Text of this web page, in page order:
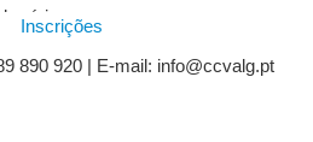
(duração 1h30): dedicadas
Inscrições
890 920 | E-mail: info@ccvalg.pt